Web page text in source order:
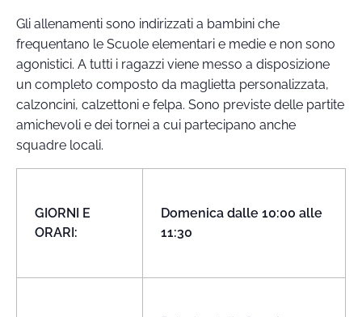
Gli allenamenti sono indirizzati a bambini che
frequentano le Scuole elementari e medie e non sono
agonistici. A tutti i ragazzi viene messo a disposizione
un completo composto da maglietta personalizzata,
calzoncini, calzettoni e felpa. Sono previste delle partite
amichevoli e dei tornei a cui partecipano anche
squadre locali.
GIORNI E
ORARI:
Domenica dalle 10:00 alle
11:30